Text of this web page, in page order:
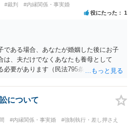
手金を請求できるようにしたりして最
もらえなくても気にしないというのが良
れにせよ、どういう形をとるにせよ、支
いと思いますので、そのとおりに支払っ
。 基本的に弁護士に1時間動いてもらう
ですので、あなたの事件に50時間以上費
ースの成功報酬が支払われないと弁護
ということになるかと存じます。
#裁判 #内縁関係・事実婚
役にたった 1
である場合、あなたが婚姻した後にお子
は、夫だけでなくあなたも養母として
必要があります（民法795条本文）。これ
のままではバランスに欠けるためである
、再婚後の養子縁組によって夫婦の共同
の父親からの父を親権者とする協議に代
5項）は認められないと考えます。 この
せんが、離婚後の親権者変更（民法819
について
#内縁関係・事実婚
#強制執行・差し押さえ